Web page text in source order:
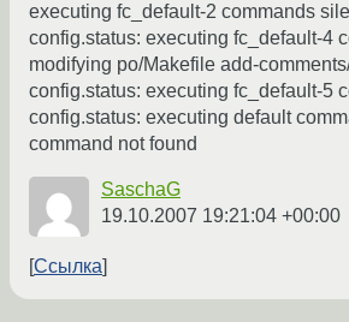
executing fc_default-2 commands
config.status: executing fc_default-4
modifying po/Makefile add-
config.status: executing fc_default-5
config.status: executing default
command not found
SaschaG
19.10.2007 19:21:04 +00:00
Ссылка